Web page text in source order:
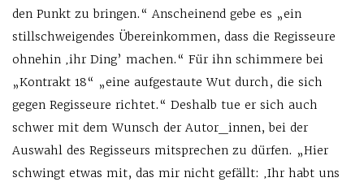
den Punkt zu bringen.“ Anscheinend gebe es „ein
stillschweigendes Übereinkommen, dass die Regisseure
ohnehin ‚ihr Ding’ machen.“ Für ihn schimmere bei
„Kontrakt 18“ „eine aufgestaute Wut durch, die sich
gegen Regisseure richtet.“ Deshalb tue er sich auch
schwer mit dem Wunsch der Autor_innen, bei der
Auswahl des Regisseurs mitsprechen zu dürfen. „Hier
schwingt etwas mit, das mir nicht gefällt: ‚Ihr habt uns